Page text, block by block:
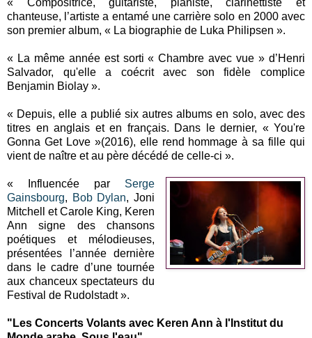
chanteuse, l’artiste a entamé une carrière solo en 2000 avec
son premier album, « La biographie de Luka Philipsen ».
« La même année est sorti « Chambre avec vue » d’Henri
Salvador, qu'elle a coécrit avec son fidèle complice
Benjamin Biolay ».
« Depuis, elle a publié six autres albums en solo, avec des
titres en anglais et en français. Dans le dernier, « You're
Gonna Get Love »(2016), elle rend hommage à sa fille qui
vient de naître et au père décédé de celle-ci ».
« Influencée par Serge
Gainsbourg, Bob Dylan, Joni
Mitchell et Carole King, Keren
Ann signe des chansons
poétiques et mélodieuses,
présentées l’année dernière
dans le cadre d’une tournée
aux chanceux spectateurs du
Festival de Rudolstadt ».
"Les Concerts Volants avec Keren Ann à l'Institut du